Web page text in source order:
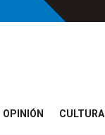
OPINIÓN CULTURA